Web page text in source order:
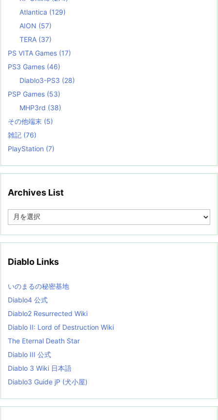
Atlantica (129)
AION (57)
TERA (37)
PS VITA Games (17)
PS3 Games (46)
Diablo3-PS3 (28)
PSP Games (53)
MHP3rd (38)
その他端末 (5)
雑記 (76)
PlayStation (7)
Archives List
e
i
s
t
Diablo Links
いのまるの秘密基地
Diablo4 公式
Diablo2 Resurrected Wiki
Diablo II: Lord of Destruction Wiki
The Eternal Death Star
Diablo III 公式
Diablo 3 Wiki 日本語
Diablo3 Guide jP (犬小屋)